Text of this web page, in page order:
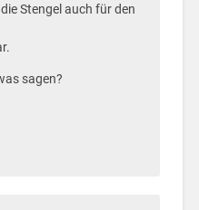
Stengel auch für den
sagen?